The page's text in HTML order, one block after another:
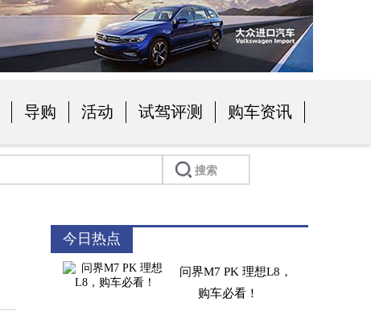
导购 活动 试驾评测 购车资讯
今日热点
问界M7 PK 理想L8，
购车必看！